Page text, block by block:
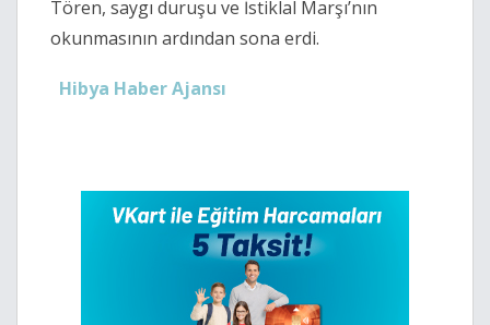
Tören, saygı duruşu ve İstiklal Marşı’nın
okunmasının ardından sona erdi.
Hibya Haber Ajansı